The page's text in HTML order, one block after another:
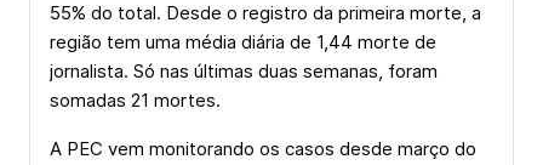
55% do total. Desde o registro da primeira morte, a
região tem uma média diária de 1,44 morte de
jornalista. Só nas últimas duas semanas, foram
somadas 21 mortes.
A PEC vem monitorando os casos desde março do